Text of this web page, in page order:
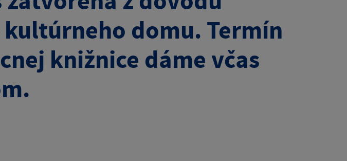
domu. Termín
knižnice dáme včas